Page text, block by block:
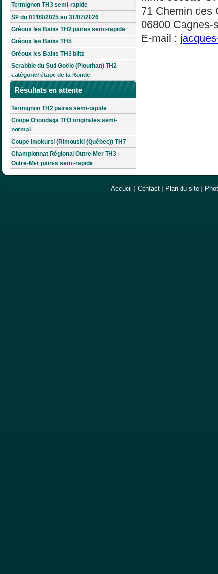
Termignon TH3 semi-rapide
SP du 01/09/2025 au 31/07/2026
Gréoux les Bains TH2 paires semi-rapide
Gréoux les Bains TH5
Gréoux les Bains TH3 blitz
Scrabble du Sud Goëlo (Plourhan) TH2
catégoriel étape de la Ronde
Résultats en attente
Termignon TH2 paires semi-rapide
Coupe Onondaga TH3 originales semi-
normal
Coupe Imokursi (Rimouski (Québec)) TH7
Championnat Régional Outre-Mer TH3
Outre-Mer paires semi-rapide
71 Chemin des
06800 Cagnes-
E-mail :
Accueil Contact Plan du site